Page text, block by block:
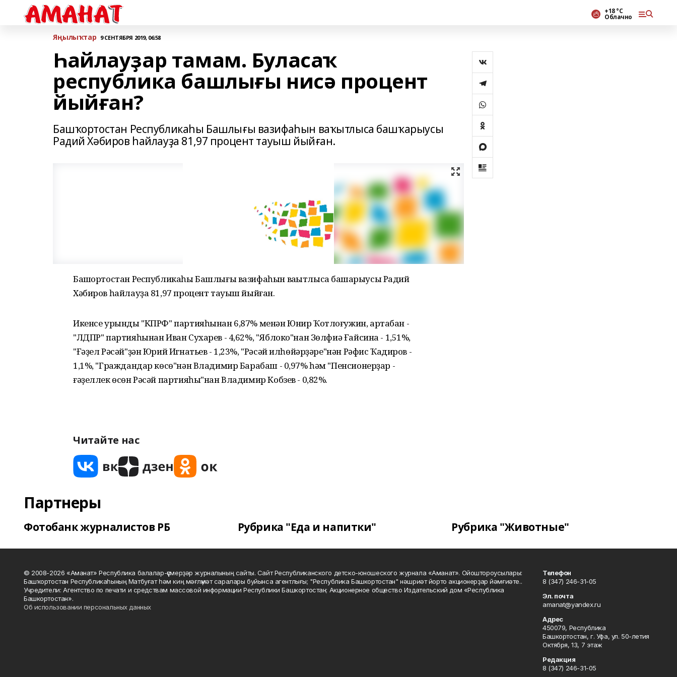
+18 °С
Облачно
Яңылыҡтар 9 СЕНТЯБРЯ 2019, 06:58
Һайлауҙар тамам. Буласаҡ
республика башлығы нисә процент
йыйған?
Башҡортостан Республикаһы Башлығы вазифаһын ваҡытлыса башҡарыусы
Радий Хәбиров һайлауҙа 81,97 процент тауыш йыйған.
Башҡортостан Республикаһы Башлығы вазифаһын ваҡытлыса башҡарыусы Радий
Хәбиров һайлауҙа 81,97 процент тауыш йыйған.
Икенсе урынды "КПРФ" партияһынан 6,87% менән Юнир Ҡотлоғужин, артабан -
"ЛДПР" партияһынан Иван Сухарев - 4,62%, "Яблоко"нан Зөлфиә Ғайсина - 1,51%,
"Ғәҙел Рәсәй"ҙән Юрий Игнатьев - 1,23%, "Рәсәй илһөйәрҙәре"нән Рәфис Ҡадиров -
1,1%, "Граждандар көсө"нән Владимир Барабаш - 0,97% һәм "Пенсионерҙар -
ғәҙеллек өсөн Рәсәй партияһы"нан Владимир Кобзев - 0,82%.
Читайте нас
Партнеры
Фотобанк журналистов РБ Рубрика "Еда и напитки" Рубрика "Животные"
© 2008-2026 «Аманат» Республика балалар-үҫмерҙәр журналының сайты. Сайт Республиканского детско-юношеского журнала «Аманат». Ойоштороусылары:
Башҡортостан Республикаһының Матбуғат һәм киң мәғлүмәт саралары буйынса агентлығы; "Республика Башкортостан" нәшриәт йорто акционерҙар йәмғиәте..
Учредители: Агентство по печати и средствам массовой информации Республики Башкортостан; Акционерное общество Издательский дом «Республика
Башкортостан».
Об использовании персональных данных
Телефон
8 (347) 246-31-05
Эл. почта
amanat@yandex.ru
Адрес
450079, Республика
Башкортостан, г. Уфа, ул. 50-летия
Октября, 13, 7 этаж
Редакция
8 (347) 246-31-05